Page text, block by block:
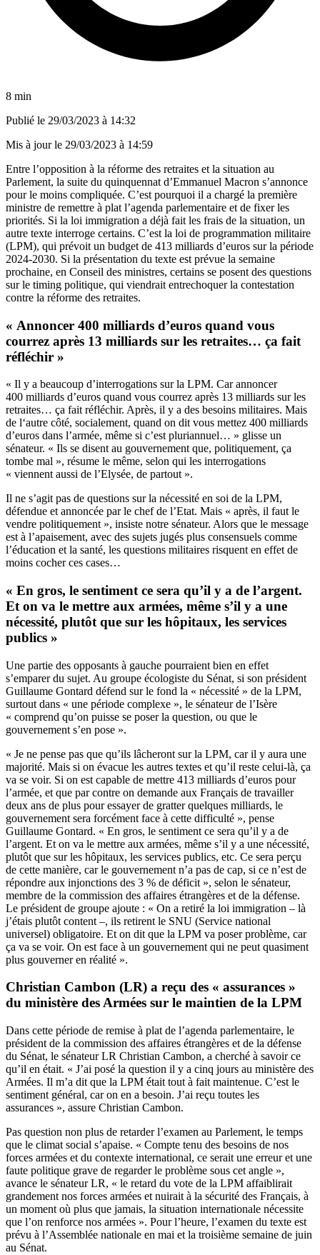
8 min
Publié le 29/03/2023 à 14:32
Mis à jour le 29/03/2023 à 14:59
Entre l’opposition à la réforme des retraites et la situation au
Parlement, la suite du quinquennat d’Emmanuel Macron s’annonce
pour le moins compliquée. C’est pourquoi il a chargé la première
ministre de remettre à plat l’agenda parlementaire et de fixer les
priorités. Si la loi immigration a déjà fait les frais de la situation, un
autre texte interroge certains. C’est la loi de programmation militaire
(LPM), qui prévoit un budget de 413 milliards d’euros sur la période
2024-2030. Si la présentation du texte est prévue la semaine
prochaine, en Conseil des ministres, certains se posent des questions
sur le timing politique, qui viendrait entrechoquer la contestation
contre la réforme des retraites.
« Annoncer 400 milliards d’euros quand vous
courrez après 13 milliards sur les retraites… ça fait
réfléchir »
« Il y a beaucoup d’interrogations sur la LPM. Car annoncer
400 milliards d’euros quand vous courrez après 13 milliards sur les
retraites… ça fait réfléchir. Après, il y a des besoins militaires. Mais
de l‘autre côté, socialement, quand on dit vous mettez 400 milliards
d’euros dans l’armée, même si c’est pluriannuel… » glisse un
sénateur. « Ils se disent au gouvernement que, politiquement, ça
tombe mal », résume le même, selon qui les interrogations
« viennent aussi de l’Elysée, de partout ».
Il ne s’agit pas de questions sur la nécessité en soi de la LPM,
défendue et annoncée par le chef de l’Etat. Mais « après, il faut le
vendre politiquement », insiste notre sénateur. Alors que le message
est à l’apaisement, avec des sujets jugés plus consensuels comme
l’éducation et la santé, les questions militaires risquent en effet de
moins cocher ces cases…
« En gros, le sentiment ce sera qu’il y a de l’argent.
Et on va le mettre aux armées, même s’il y a une
nécessité, plutôt que sur les hôpitaux, les services
publics »
Une partie des opposants à gauche pourraient bien en effet
s’emparer du sujet. Au groupe écologiste du Sénat, si son président
Guillaume Gontard défend sur le fond la « nécessité » de la LPM,
surtout dans « une période complexe », le sénateur de l’Isère
« comprend qu’on puisse se poser la question, ou que le
gouvernement s’en pose ».
« Je ne pense pas que qu’ils lâcheront sur la LPM, car il y aura une
majorité. Mais si on évacue les autres textes et qu’il reste celui-là, ça
va se voir. Si on est capable de mettre 413 milliards d’euros pour
l’armée, et que par contre on demande aux Français de travailler
deux ans de plus pour essayer de gratter quelques milliards, le
gouvernement sera forcément face à cette difficulté », pense
Guillaume Gontard. « En gros, le sentiment ce sera qu’il y a de
l’argent. Et on va le mettre aux armées, même s’il y a une nécessité,
plutôt que sur les hôpitaux, les services publics, etc. Ce sera perçu
de cette manière, car le gouvernement n’a pas de cap, si ce n’est de
répondre aux injonctions des 3 % de déficit », selon le sénateur,
membre de la commission des affaires étrangères et de la défense.
Le président de groupe ajoute : « On a retiré la loi immigration – là
j’étais plutôt content –, ils retirent le SNU (Service national
universel) obligatoire. Et on dit que la LPM va poser problème, car
ça va se voir. On est face à un gouvernement qui ne peut quasiment
plus gouverner en réalité ».
Christian Cambon (LR) a reçu des « assurances »
du ministère des Armées sur le maintien de la LPM
Dans cette période de remise à plat de l’agenda parlementaire, le
président de la commission des affaires étrangères et de la défense
du Sénat, le sénateur LR Christian Cambon, a cherché à savoir ce
qu’il en était. « J’ai posé la question il y a cinq jours au ministère des
Armées. Il m’a dit que la LPM était tout à fait maintenue. C’est le
sentiment général, car on en a besoin. J’ai reçu toutes les
assurances », assure Christian Cambon.
Pas question non plus de retarder l’examen au Parlement, le temps
que le climat social s’apaise. « Compte tenu des besoins de nos
forces armées et du contexte international, ce serait une erreur et une
faute politique grave de regarder le problème sous cet angle »,
avance le sénateur LR, « le retard du vote de la LPM affaiblirait
grandement nos forces armées et nuirait à la sécurité des Français, à
un moment où plus que jamais, la situation internationale nécessite
que l’on renforce nos armées ». Pour l’heure, l’examen du texte est
prévu à l’Assemblée nationale en mai et la troisième semaine de juin
au Sénat.